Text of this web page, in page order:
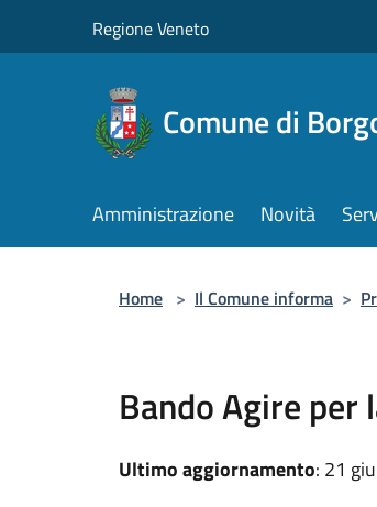
Regione Veneto
Comune di
Amministrazione Novità
Home > Il Comune informa >
Bando Agire
Ultimo aggiornamento: 21